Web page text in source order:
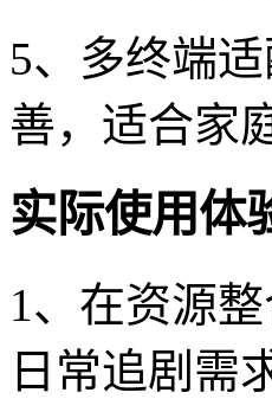
5、多终端
善，适合家
实际使用体
1、在资源
日常追剧需